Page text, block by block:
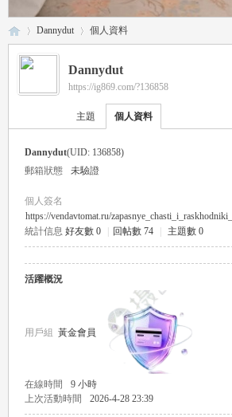
›
Dannydut 個人資料
Dannydut
https://ig869.com/?136858
主題 個人資料
Dannydut(UID: 136858)
郵箱狀態
未驗證
個人簽名
https://vendavtomat.ru/
統計信息 好友數 0 回帖數 74 主題數 0
活躍概況
用戶組 黃金會員
在線時間 9 小時
上次活動時間
2026-4-28 23:39